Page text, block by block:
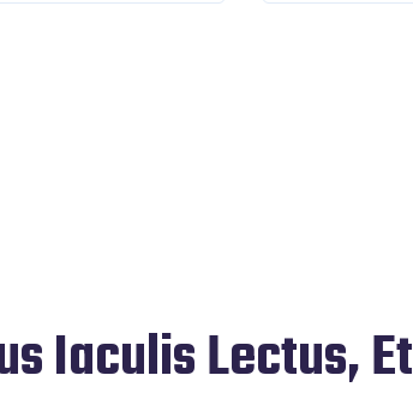
Iaculis Lectus, Et